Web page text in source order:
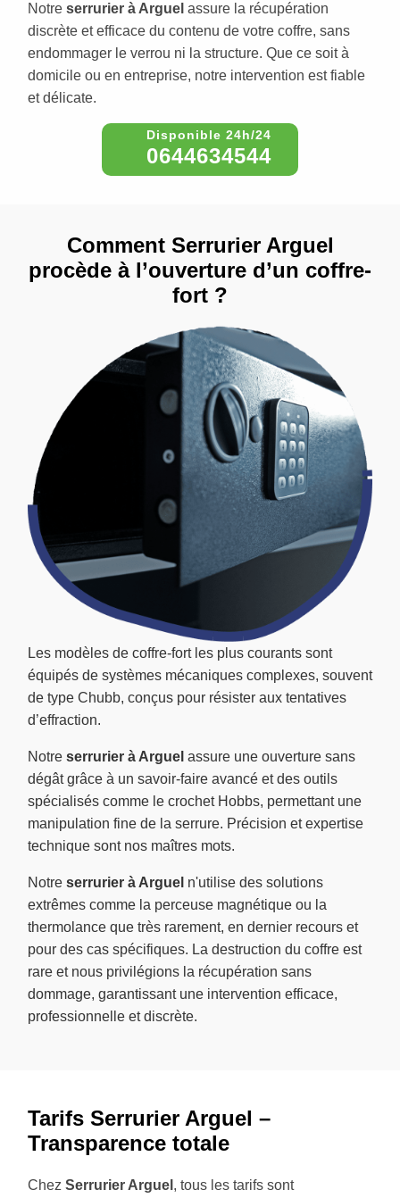
Notre serrurier à Arguel assure la récupération
discrète et efficace du contenu de votre coffre, sans
endommager le verrou ni la structure. Que ce soit à
domicile ou en entreprise, notre intervention est fiable
et délicate.
0644634544
Les modèles de coffre-fort les plus courants sont
équipés de systèmes mécaniques complexes, souvent
de type Chubb, conçus pour résister aux tentatives
d’effraction.
Notre serrurier à Arguel assure une ouverture sans
dégât grâce à un savoir-faire avancé et des outils
spécialisés comme le crochet Hobbs, permettant une
manipulation fine de la serrure. Précision et expertise
technique sont nos maîtres mots.
Notre serrurier à Arguel n'utilise des solutions
extrêmes comme la perceuse magnétique ou la
thermolance que très rarement, en dernier recours et
pour des cas spécifiques. La destruction du coffre est
rare et nous privilégions la récupération sans
dommage, garantissant une intervention efficace,
professionnelle et discrète.
Comment Serrurier Arguel
procède à l’ouverture d’un coffre-
fort ?
Tarifs Serrurier Arguel –
Transparence totale
Chez Serrurier Arguel , tous les tarifs sont